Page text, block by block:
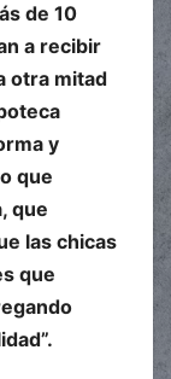
de 10
a recibir
otra mitad
y
que
que
las chicas
que